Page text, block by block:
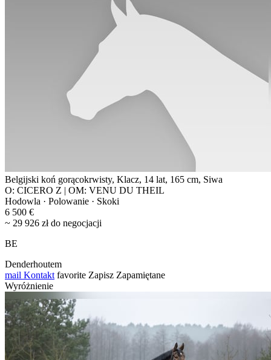
Belgijski koń gorącokrwisty, Klacz, 14 lat, 165 cm, Siwa
O: CICERO Z | OM: VENU DU THEIL
Hodowla · Polowanie · Skoki
6 500 €
~ 29 926 zł do negocjacji
BE
Denderhoutem
mail Kontakt favorite Zapisz Zapamiętane
Wyróżnienie